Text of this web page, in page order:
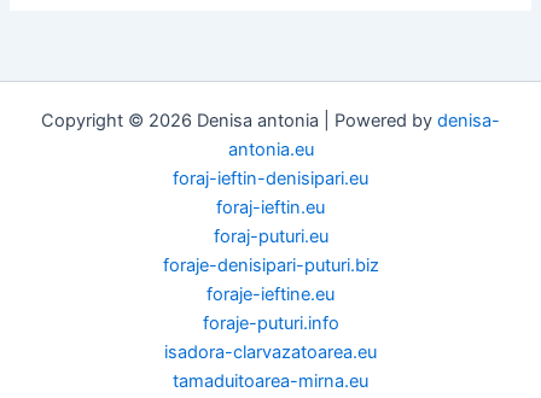
Copyright © 2026 Denisa antonia | Powered by denisa-
antonia.eu
foraj-ieftin-denisipari.eu
foraj-ieftin.eu
foraj-puturi.eu
foraje-denisipari-puturi.biz
foraje-ieftine.eu
foraje-puturi.info
isadora-clarvazatoarea.eu
tamaduitoarea-mirna.eu